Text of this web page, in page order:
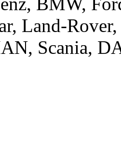
Land-
Scania,